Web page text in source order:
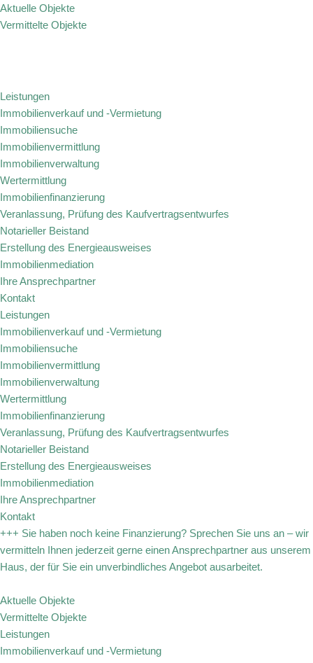
Aktuelle Objekte
Vermittelte Objekte
Leistungen
Immobilienverkauf und -Vermietung
Immobiliensuche
Immobilienvermittlung
Immobilienverwaltung
Wertermittlung
Immobilienfinanzierung
Veranlassung, Prüfung des Kaufvertragsentwurfes
Notarieller Beistand
Erstellung des Energieausweises
Immobilienmediation
Ihre Ansprechpartner
Kontakt
Leistungen
Immobilienverkauf und -Vermietung
Immobiliensuche
Immobilienvermittlung
Immobilienverwaltung
Wertermittlung
Immobilienfinanzierung
Veranlassung, Prüfung des Kaufvertragsentwurfes
Notarieller Beistand
Erstellung des Energieausweises
Immobilienmediation
Ihre Ansprechpartner
Kontakt
+++ Sie haben noch keine Finanzierung? Sprechen Sie uns an – wir
vermitteln Ihnen jederzeit gerne einen Ansprechpartner aus unserem
Haus, der für Sie ein unverbindliches Angebot ausarbeitet.
Aktuelle Objekte
Vermittelte Objekte
Leistungen
Immobilienverkauf und -Vermietung